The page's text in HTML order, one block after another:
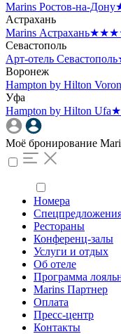
Marins Ростов-на-Дону
Астрахань
Marins Астрахань
Севастополь
Арт-отель Севастополь
Воронеж
Hampton by Hilton
Уфа
Hampton by Hilton Ufa
Моё бронирование
Номера
Рестораны
Конференц-залы
Услуги и отдых
Об отеле
Программа
Marins Партнер
Оплата
Пресс-центр
Контакты